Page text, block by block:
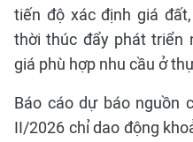
tiến độ xác định giá
thời thúc đẩy phát triển
giá phù hợp nhu cầu ở
Báo cáo dự báo nguồn
II/2026 chỉ dao động